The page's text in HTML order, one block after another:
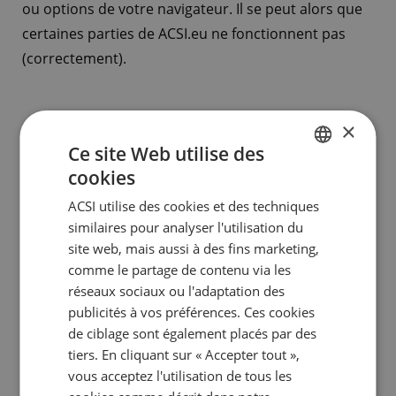
ou options de votre navigateur. Il se peut alors que
certaines parties de ACSI.eu ne fonctionnent pas
(correctement).
Le site ACSI.eu utilise 4
types de cookies :
Cookies indispensables à l’utilisation du
Cookies anonymes qui permettent aux visiteurs de
naviguer sur ACSI.eu, d’en utiliser les fonctionnalités
et d’accéder aux zones sécurisées. Les informations
stockées par ces cookies ne peuvent être utilisées à
des fins commerciales. Si ce type de cookies est
ENGLISH
DANISH
×
Ce site Web utilise des
cookies
ACSI utilise des cookies et des techniques
similaires pour analyser l'utilisation du
site web, mais aussi à des fins marketing,
comme le partage de contenu via les
réseaux sociaux ou l'adaptation des
publicités à vos préférences. Ces cookies
de ciblage sont également placés par des
tiers. En cliquant sur « Accepter tout »,
vous acceptez l'utilisation de tous les